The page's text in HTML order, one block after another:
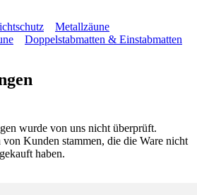
Metallzäune
Doppelstabmatten & Einstabmatten
wurde von uns nicht überprüft.
Kunden stammen, die die Ware nicht
haben.